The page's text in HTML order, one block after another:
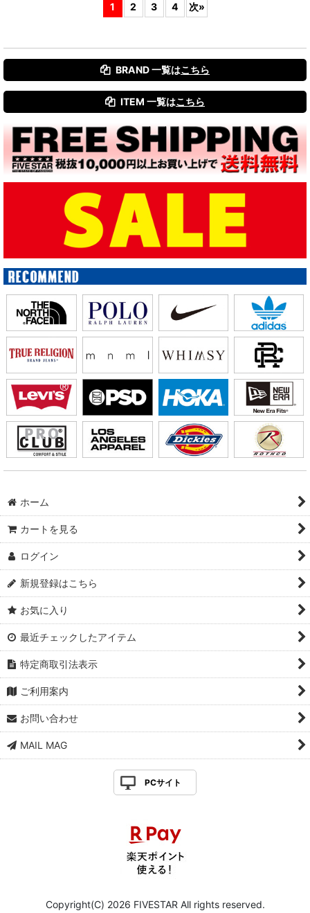
1 2 3 4 次»
BRAND 一覧はこちら
ITEM 一覧はこちら
ホーム
カートを見る
ログイン
新規登録はこちら
お気に入り
最近チェックしたアイテム
特定商取引法表示
ご利用案内
お問い合わせ
MAIL MAG
PCサイト
Copyright(C) 2026 FIVESTAR All rights reserved.